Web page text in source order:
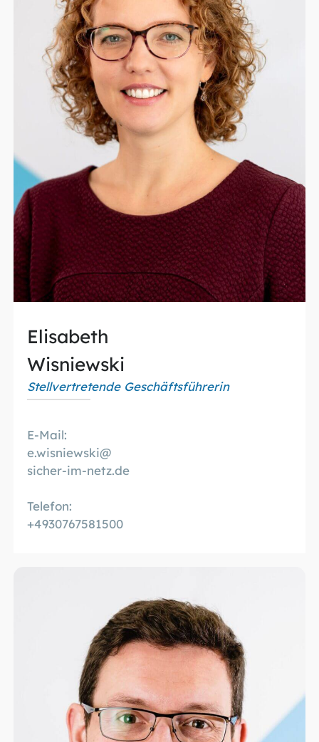
Elisabeth
Wisniewski
Stellvertretende Geschäftsführerin
E-Mail:
e.wisniewski@
sicher-im-netz.de
Telefon:
+4930767581500